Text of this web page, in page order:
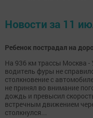
Новости за 11
Ребенок пострадал на
На 936 км трассы Москва
водитель фуры не
столкновение с
не принял во внимание
дождь и превысил
встречным движением
столкнулся...